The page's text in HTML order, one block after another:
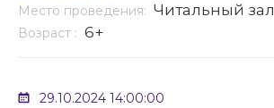
Место проведения: Читальный зал
Возраст : 6+
29.10.2024 14:00:00